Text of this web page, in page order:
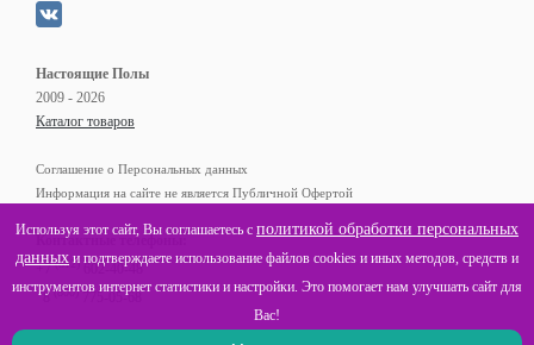
Настоящие Полы
2009 - 2026
Каталог товаров
Соглашение о Персональных данных
Информация на сайте не является Публичной Офертой
Контактные телефоны:
+7(812)
602-40-48
8 (800) 775-05-68
Используя этот сайт, Вы соглашаетесь с политикой обработки персональных
данных и подтверждаете использование файлов cookies и иных методов, средств и
инструментов интернет статистики и настройки. Это помогает нам улучшать сайт для
Вас!